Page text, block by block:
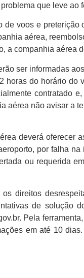
que leve ao
voos e
aérea,
a companhia aérea
ser informadas
horas do horário
contratado
aérea não avisar a
deverá oferecer
por falha
ou requerida
direitos
de solução
Pela
em até 10